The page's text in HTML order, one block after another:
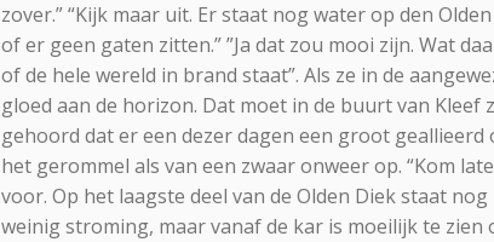
zover.” “Kijk maar uit. Er staat nog water op den
of er geen gaten zitten.” ”Ja dat zou mooi zijn. Wat
of de hele wereld in brand staat”. Als ze in de
gloed aan de horizon. Dat moet in de buurt van
gehoord dat er een dezer dagen een groot
het gerommel als van een zwaar onweer op. “Kom
voor. Op het laagste deel van de Olden Diek staat
weinig stroming, maar vanaf de kar is moeilijk te